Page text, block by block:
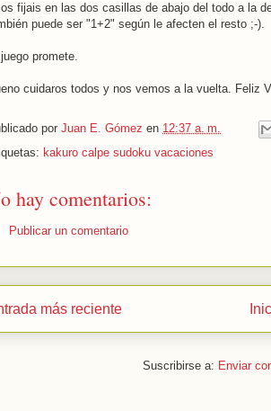
fijais en las dos casillas de abajo del todo a la
puede ser "1+2" según le afecten el resto ;-).
promete.
cuidaros todos y nos vemos a la vuelta. Feliz
por Juan E. Gómez en 12:37 a. m.
kakuro calpe sudoku vacaciones
hay comentarios:
Publicar un comentario
más reciente
Suscribirse a: Enviar